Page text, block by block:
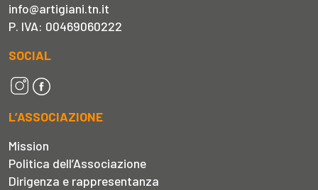
info@artigiani.tn.it
P. IVA: 00469060222
SOCIAL
L’ASSOCIAZIONE
Mission
Politica dell’Associazione
Dirigenza e rappresentanza